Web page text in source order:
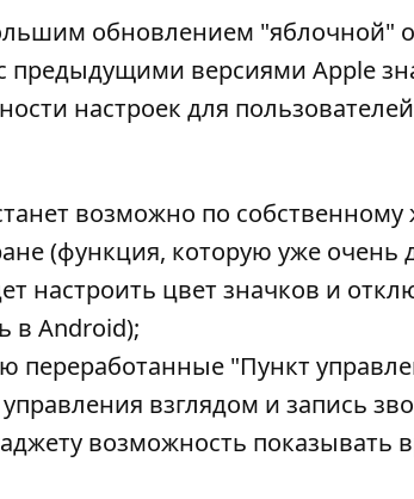
обновлением "яблочной"
предыдущими версиями Apple
настроек для
возможно по
(функция, которую уже очень
настроить цвет значков и
в Android);
переработанные "Пункт
взглядом и запись
возможность показывать